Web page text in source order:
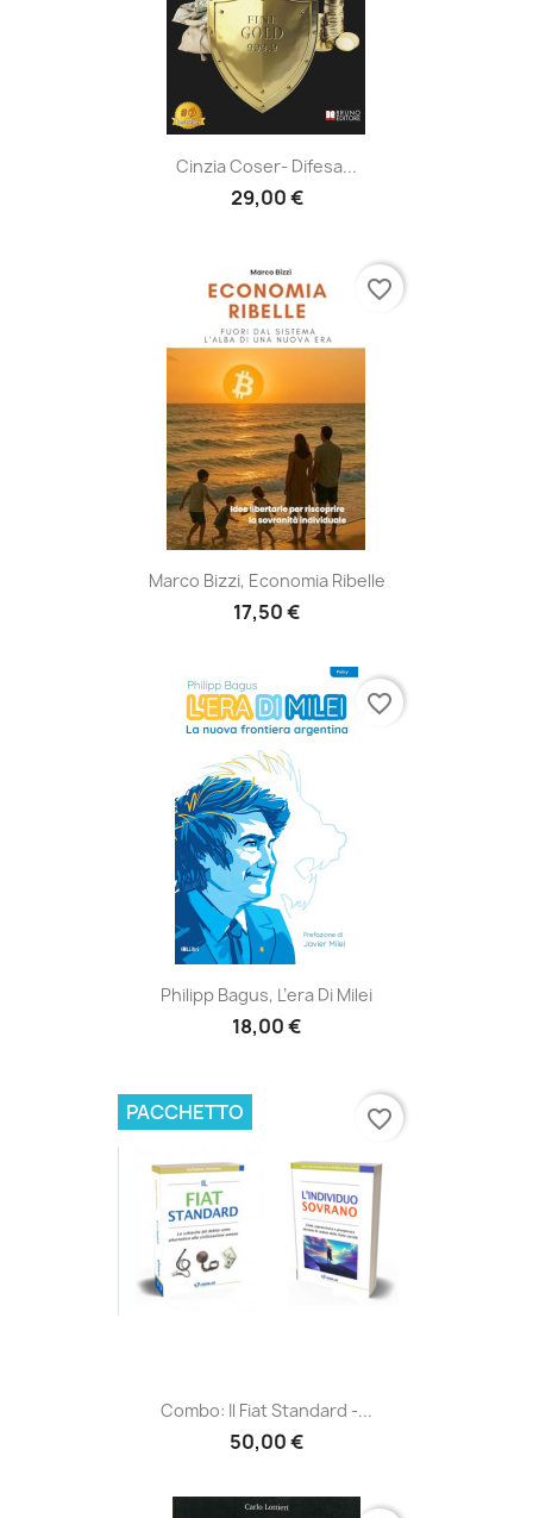
Cinzia Coser- Difesa...
29,00 €
Marco Bizzi, Economia Ribelle
17,50 €
favorite_border
Philipp Bagus, L’era Di Milei
18,00 €
favorite_border
Combo: Il Fiat Standard -...
50,00 €
PACCHETTO favorite_border